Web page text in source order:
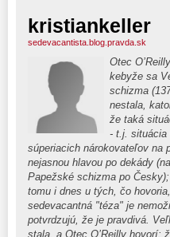
kristiankeller
sedevacantista.blog.pravda.sk
Otec
kebyže sa
schizma
nestala,
že taká
- t.j. situácia
súperiacich nárokovateľov na
nejasnou hlavou po dekády
Papežské schizma po
tomu i dnes u tých, čo
sedevacantná "téza" je
potvrdzujú, že je pravdivá.
stala, a Otec O’Reilly hovorí: